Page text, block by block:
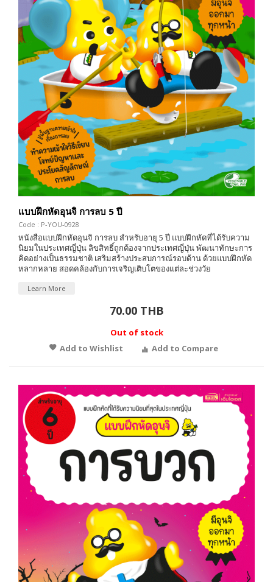
แบบฝึกหัดอุนจิ การลบ 5 ปี
Code : P-YOU-0928
หนังสือแบบฝึกหัดอุนจิ การลบ สำหรับอายุ 5 ปี แบบฝึกหัดที่ได้รับความ
นิยมในประเทศญี่ปุ่น ลิขสิทธิ์ถูกต้องจากประเทศญี่ปุ่น พัฒนาทักษะการ
คิดอย่างเป็นธรรมชาติ เสริมสร้างประสบการณ์รอบด้าน ด้วยแบบฝึกหัด
หลากหลาย สอดคล้องกับการเจริญเติบโตของแต่ละช่วงวัย
Learn More
70.00 THB
Out of stock
Add to Wishlist
Add to Compare